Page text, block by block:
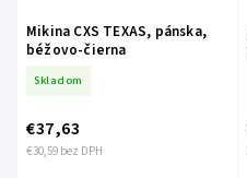
Mikina CXS TEXAS, pánska,
béžovo-čierna
Skladom
€30,59 bez DPH
€37,63